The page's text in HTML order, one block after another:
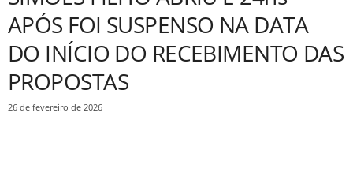
APÓS FOI SUSPENSO NA DATA
DO INÍCIO DO RECEBIMENTO DAS
PROPOSTAS
26 de fevereiro de 2026